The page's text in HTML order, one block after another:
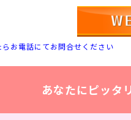
お電話にてお問合せください
あなたにピッタ